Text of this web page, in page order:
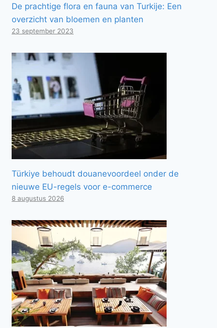
De prachtige flora en fauna van Turkije: Een
overzicht van bloemen en planten
23 september 2023
Türkiye behoudt douanevoordeel onder de
nieuwe EU-regels voor e-commerce
8 augustus 2026